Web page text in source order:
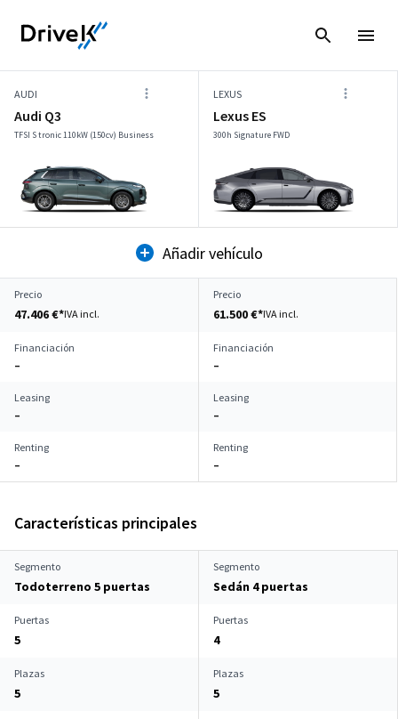
AUDI
Audi Q3
TFSI S tronic 110kW (150cv) Business
LEXUS
Lexus ES
300h Signature FWD
Añadir vehículo
Precio
47.406 €*IVA incl.
Precio
61.500 €*IVA incl.
Financiación
–
Financiación
–
Leasing
–
Leasing
–
Renting
–
Renting
–
Características principales
Segmento
Todoterreno 5 puertas
Segmento
Sedán 4 puertas
Puertas
5
Puertas
4
Plazas
5
Plazas
5